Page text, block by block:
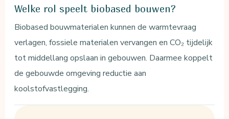
Welke rol speelt biobased bouwen?
Biobased bouwmaterialen kunnen de warmtevraag
verlagen, fossiele materialen vervangen en CO₂ tijdelijk
tot middellang opslaan in gebouwen. Daarmee koppelt
de gebouwde omgeving reductie aan
koolstofvastlegging.